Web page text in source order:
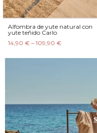
Alfombra de yute natural con
yute teñido Carlo
14,90 € – 109,90 €